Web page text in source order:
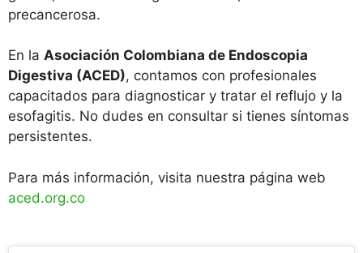
precancerosa.
En la Asociación Colombiana de Endoscopia
Digestiva (ACED), contamos con profesionales
capacitados para diagnosticar y tratar el reflujo y la
esofagitis. No dudes en consultar si tienes síntomas
persistentes.
Para más información, visita nuestra página web
aced.org.co